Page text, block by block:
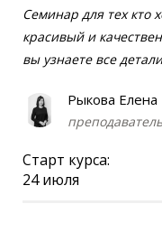
Семинар для тех кто
красивый и
вы узнаете все
Рыкова Елена
Старт курса:
24 июля